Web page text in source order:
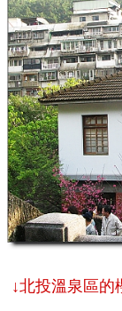
↓北投溫泉區的